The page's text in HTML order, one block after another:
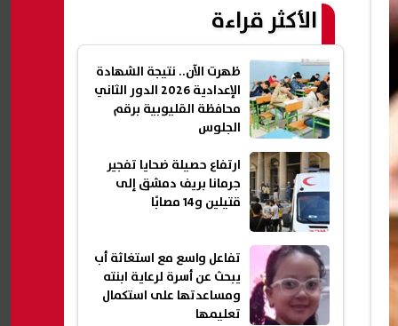
الأكثر قراءة
ظهرت الآن.. نتيجة الشهادة
الإعدادية 2026 الدور الثاني
محافظة القليوبية برقم
الجلوس
ارتفاع حصيلة ضحايا تفجير
جرمانا بريف دمشق إلى
قتيلين و14 مصابًا
تفاعل واسع مع استغاثة أب
يبحث عن أسرة لرعاية ابنته
ومساعدتها على استكمال
تعليمها